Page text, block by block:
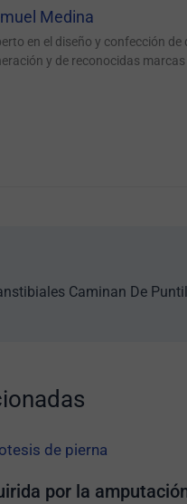
Medina
en el diseño y confección
y de reconocidas
Caminan De
por la